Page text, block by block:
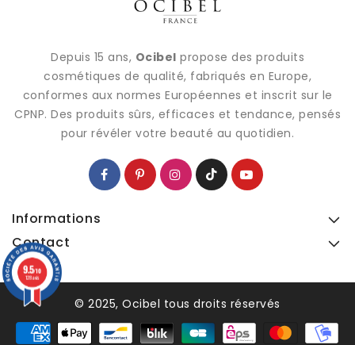
Depuis 15 ans, Ocibel propose des produits
cosmétiques de qualité, fabriqués en Europe,
conformes aux normes Européennes et inscrit sur le
CPNP. Des produits sûrs, efficaces et tendance, pensés
pour révéler votre beauté au quotidien.
Informations
Contact
© 2025, Ocibel tous droits réservés
9.5/10
128 avis
9.5/10
128 avis